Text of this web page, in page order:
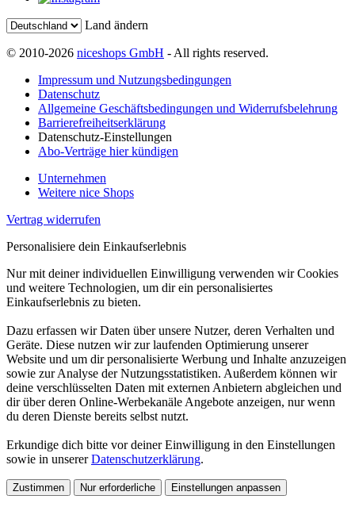
Land ändern
© 2010-2026 niceshops GmbH - All rights reserved.
Impressum und Nutzungsbedingungen
Datenschutz
Allgemeine Geschäftsbedingungen und Widerrufsbelehrung
Barrierefreiheitserklärung
Datenschutz-Einstellungen
Abo-Verträge hier kündigen
Unternehmen
Weitere nice Shops
Vertrag widerrufen
Personalisiere dein Einkaufserlebnis
Nur mit deiner individuellen Einwilligung verwenden wir Cookies
und weitere Technologien, um dir ein personalisiertes
Einkaufserlebnis zu bieten.
Dazu erfassen wir Daten über unsere Nutzer, deren Verhalten und
Geräte. Diese nutzen wir zur laufenden Optimierung unserer
Website und um dir personalisierte Werbung und Inhalte anzuzeigen
sowie zur Analyse der Nutzungsstatistiken. Außerdem können wir
deine verschlüsselten Daten mit externen Anbietern abgleichen und
dir über deren Online-Werbekanäle Angebote anzeigen, nur wenn
du deren Dienste bereits selbst nutzt.
Erkundige dich bitte vor deiner Einwilligung in den Einstellungen
sowie in unsererDatenschutzerklärung.
Zustimmen Nur erforderliche Einstellungen anpassen